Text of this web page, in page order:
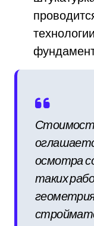
осмотра
таких